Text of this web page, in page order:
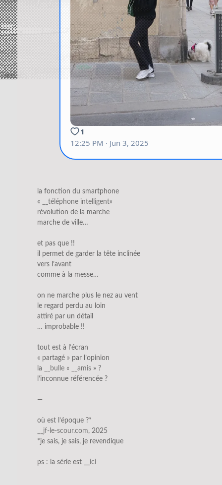
la fonction du smartphone
«
__téléphone intelligent«
révolution de la marche
marche de ville…
et pas que !!
il permet de garder la tête inclinée
vers l’avant
comme à la messe…
on ne marche plus le nez au vent
le regard perdu au loin
attiré par un détail
… improbable !!
tout est à l’écran
« partagé » par l’opinion
la
__bulle « __amis » ?
l’inconnue référencée ?
—
où est l’époque ?*
__jf-le-scour.com, 2025
*je sais, je sais, je revendique
ps : la série est __ici